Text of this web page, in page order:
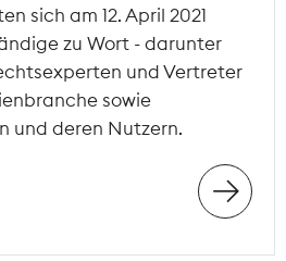
sich am 12. April 2021
zu Wort - darunter
und Vertreter
sowie
und deren Nutzern.